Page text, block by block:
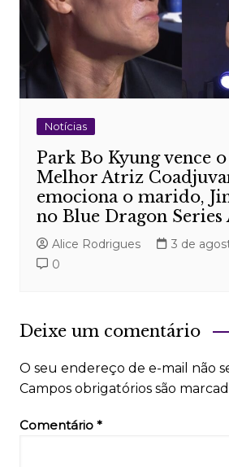
Notícias
Park Bo Kyung vence
Melhor Atriz
emociona o marido,
no Blue Dragon Series
Alice Rodrigues
3 de
0
Deixe um comentário
O seu endereço de e-mail não
Campos obrigatórios são
Comentário *